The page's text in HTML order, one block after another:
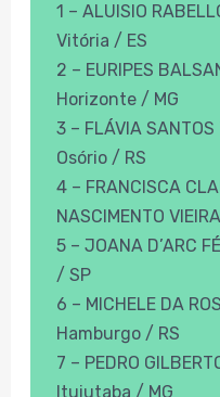
1 – ALUISIO
Vitória / ES
2 – EURIPES
Horizonte / MG
3 – FLÁVIA SANTOS
Osório / RS
4 – FRANCISCA
NASCIMENTO
5 – JOANA D’ARC
/ SP
6 – MICHELE DA
Hamburgo / RS
7 – PEDRO
Ituiutaba / MG